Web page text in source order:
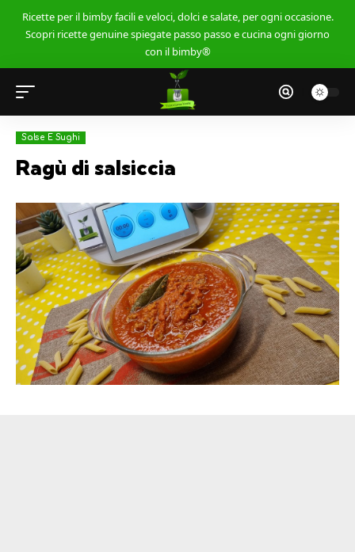
Ricette per il bimby facili e veloci, dolci e salate, per ogni occasione.
Scopri ricette genuine spiegate passo passo e cucina ogni giorno
con il bimby®
Salse E Sughi
Ragù di salsiccia